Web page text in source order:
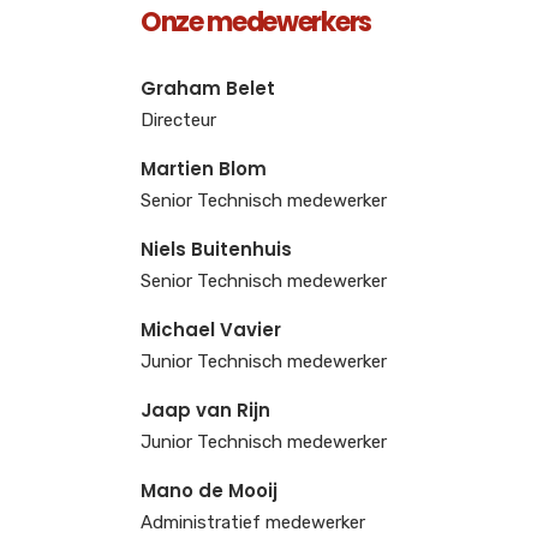
Onze medewerkers
Graham Belet
Directeur
Martien Blom
Senior Technisch medewerker
Niels Buitenhuis
Senior Technisch medewerker
Michael Vavier
Junior Technisch medewerker
Jaap van Rijn
Junior Technisch medewerker
Mano de Mooij
Administratief medewerker